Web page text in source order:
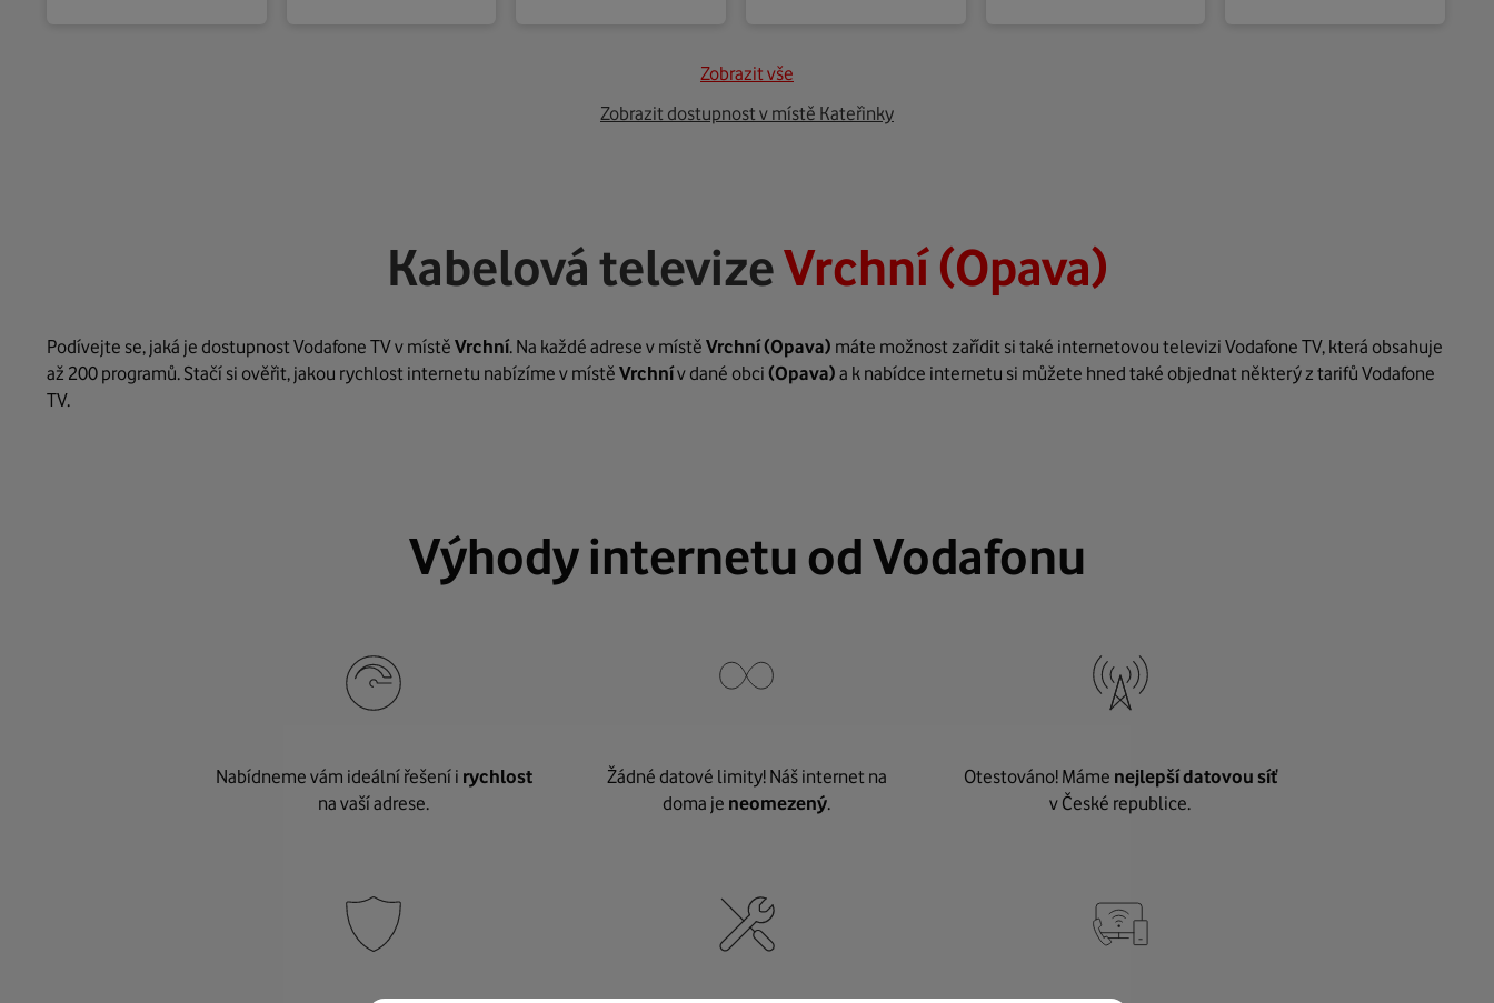
Zobrazit vše
Zobrazit dostupnost v místě Kateřinky
Kabelová televizeVrchní (Opava)
Podívejte se, jaká je dostupnost Vodafone TV v místě Vrchní. Na každé adrese v místě Vrchní(Opava) máte možnost zařídit si také internetovou televizi Vodafone TV, která obsahuje
až 200 programů. Stačí si ověřit, jakou rychlost internetu nabízíme v místě Vrchnív dané obci (Opava) a k nabídce internetu si můžete hned také objednat některý z tarifů Vodafone
TV.
Výhody internetu od Vodafonu
Nabídneme vám ideální řešení i rychlost
na vaší adrese.
Žádné datové limity! Náš internet na
doma je neomezený.
Otestováno! Máme nejlepší datovou síť
v České republice.